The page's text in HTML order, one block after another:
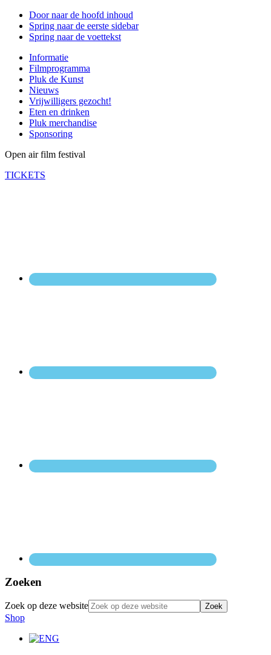
Door naar de hoofd inhoud
Spring naar de eerste sidebar
Spring naar de voettekst
Informatie
Filmprogramma
Pluk de Kunst
Nieuws
Vrijwilligers gezocht!
Eten en drinken
Pluk merchandise
Sponsoring
Open air film festival
TICKETS
Zoeken
Zoek op deze website
Shop